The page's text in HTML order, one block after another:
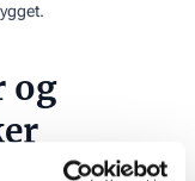
og